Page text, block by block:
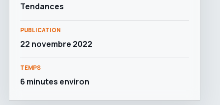
Tendances
PUBLICATION
22 novembre 2022
TEMPS
6 minutes environ